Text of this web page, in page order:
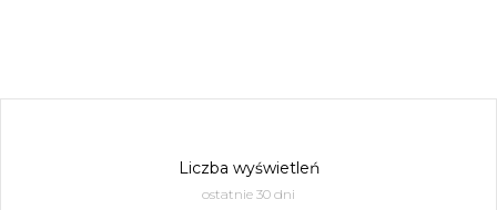
Liczba wyświetleń
ostatnie 30 dni